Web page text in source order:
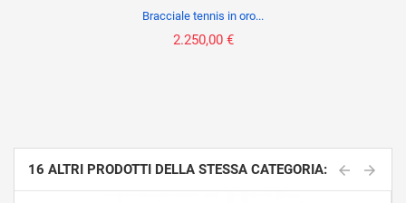
Bracciale tennis in oro...
2.250,00 €
16 ALTRI PRODOTTI DELLA STESSA CATEGORIA: